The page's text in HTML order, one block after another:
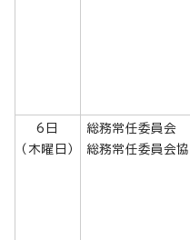
6日
（木曜日）
総務常任委員会
総務常任委員会